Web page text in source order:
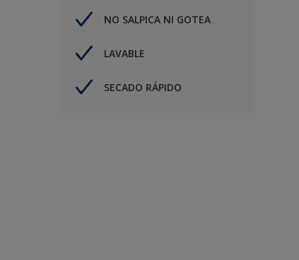
NO SALPICA NI GOTEA
LAVABLE
SECADO RÁPIDO